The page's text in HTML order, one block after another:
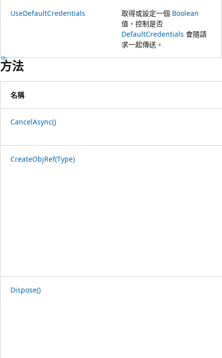
UseDefaultCredentials 取得或設定一個 Boolean
值，控制是否
DefaultCredentials 會隨請
求一起傳送。
方法
名稱
CancelAsync()
CreateObjRef(Type)
Dispose()